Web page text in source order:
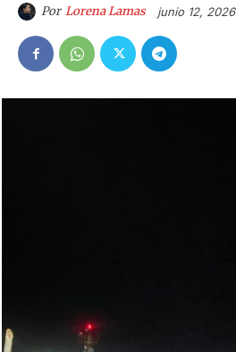
Por Lorena Lamas junio 12, 2026